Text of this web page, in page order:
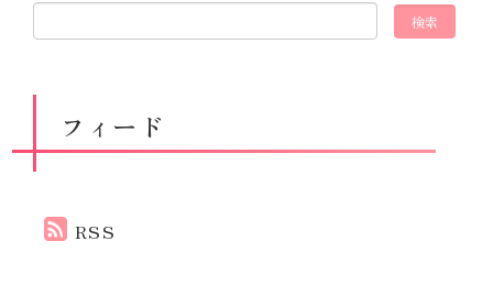
フィード
RSS